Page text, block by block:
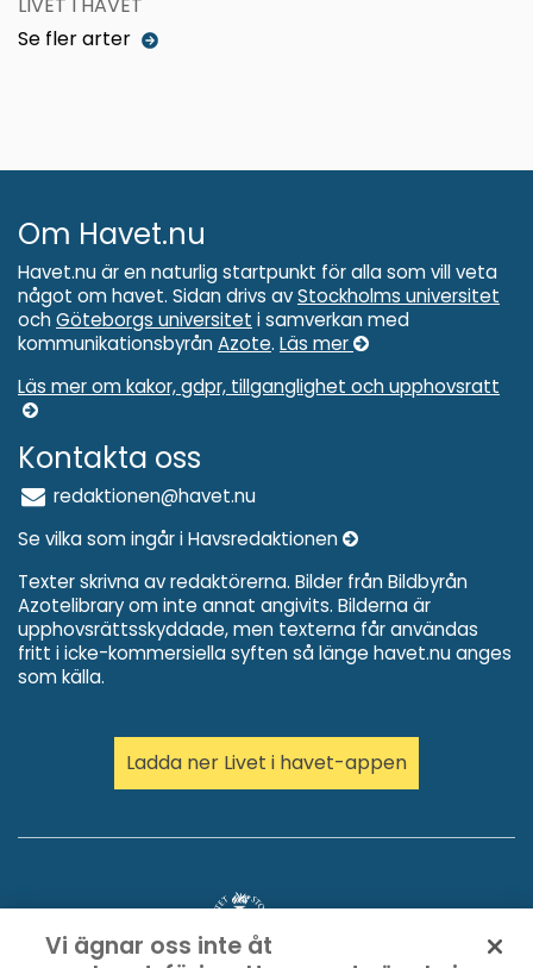
Se fler arter
Om Havet.nu
Havet.nu är en naturlig startpunkt för alla som vill veta
något om havet. Sidan drivs avStockholms universitet
och Göteborgs universitet i samverkan med
kommunikationsbyrån Azote. Läs mer
Läs mer om kakor, gdpr, tillganglighet och upphovsratt
Kontakta oss
redaktionen@havet.nu
Se vilka som ingår i Havsredaktionen
Texter skrivna av redaktörerna. Bilder från Bildbyrån
Azotelibrary om inte annat angivits. Bilderna är
upphovsrättsskyddade, men texterna får användas
fritt i icke-kommersiella syften så länge havet.nu anges
som källa.
Ladda ner Livet i havet-appen
Vi ägnar oss inte åt